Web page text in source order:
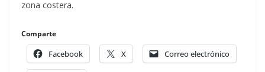
zona costera.
Comparte
Facebook X Correo electrónico